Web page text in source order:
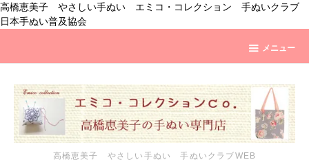
高橋恵美子 やさしい手ぬい エミコ・コレクション 手ぬいクラブ
日本手ぬい普及協会
メニュー
高橋恵美子 やさしい手ぬい 手ぬいクラブWEB